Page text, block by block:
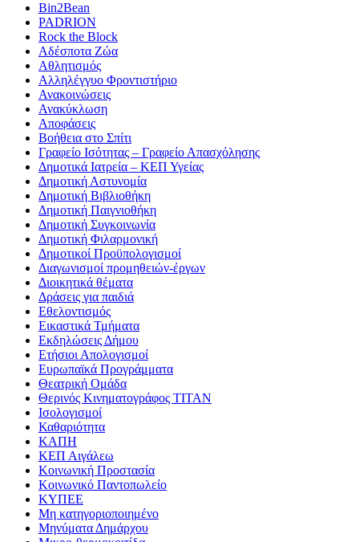
Bin2Bean
PADRION
Rock the Block
Αδέσποτα Ζώα
Αθλητισμός
Αλληλέγγυο Φροντιστήριο
Ανακοινώσεις
Ανακύκλωση
Αποφάσεις
Βοήθεια στο Σπίτι
Γραφείο Ισότητας – Γραφείο Απασχόλησης
Δημοτικά Ιατρεία – ΚΕΠ Υγείας
Δημοτική Αστυνομία
Δημοτική Βιβλιοθήκη
Δημοτική Παιγνιοθήκη
Δημοτική Συγκοινωνία
Δημοτική Φιλαρμονική
Δημοτικοί Προϋπολογισμοί
Διαγωνισμοί προμηθειών-έργων
Διοικητικά θέματα
Δράσεις για παιδιά
Εθελοντισμός
Εικαστικά Τμήματα
Εκδηλώσεις Δήμου
Ετήσιοι Απολογισμοί
Ευρωπαϊκά Προγράμματα
Θεατρική Ομάδα
Θερινός Κινηματογράφος ΤΙΤΑΝ
Ισολογισμοί
Καθαριότητα
ΚΑΠΗ
ΚΕΠ Αιγάλεω
Κοινωνική Προστασία
Κοινωνικό Παντοπωλείο
ΚΥΠΕΕ
Μη κατηγοριοποιημένο
Μηνύματα Δημάρχου